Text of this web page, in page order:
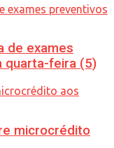
de exames
quarta-feira (5)
microcrédito